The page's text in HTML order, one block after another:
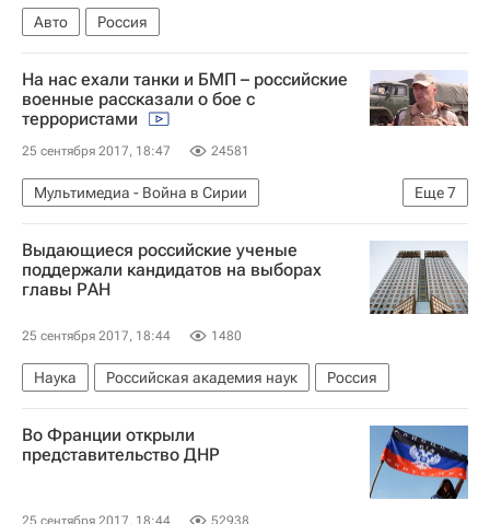
Авто Россия
На нас ехали танки и БМП – российские
военные рассказали о бое с
террористами
25 сентября 2017, 18:47 24581
Еще7
Мультимедиа - Война в Сирии
Безопасность - Видео
Безопасность
Видео
Война в Сирии Эфир
Военная полиция России
Выдающиеся российские ученые
поддержали кандидатов на выборах
главы РАН
25 сентября 2017, 18:44 1480
Наука Российская академия наук Россия
Во Франции открыли
представительство ДНР